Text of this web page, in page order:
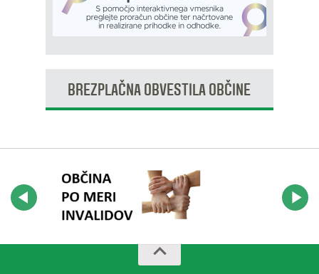
BREZPLAČNA OBVESTILA OBČINE